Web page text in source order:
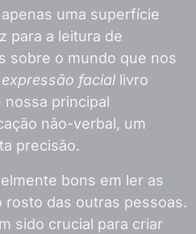
uma superfície
para a leitura de
sobre o mundo que nos
facial livro
nossa principal
não-verbal, um
precisão.
bons em ler as
rosto das outras pessoas.
sido crucial para criar